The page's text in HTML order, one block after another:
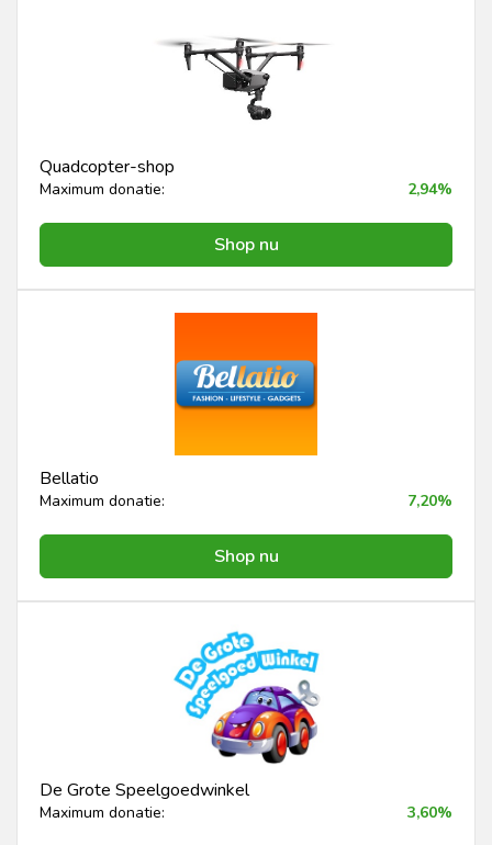
Quadcopter-shop
Maximum donatie: 2,94%
Shop nu
Bellatio
Maximum donatie: 7,20%
Shop nu
De Grote Speelgoedwinkel
Maximum donatie: 3,60%